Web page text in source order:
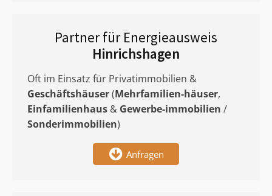
Partner für Energieausweis
Hinrichshagen
Oft im Einsatz für Privatimmobilien &
Geschäftshäuser(Mehrfamilien-häuser,
Einfamilienhaus & Gewerbe-immobilien /
Sonderimmobilien)
Anfragen